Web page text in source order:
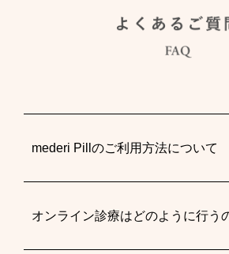
mederi Pillのご利用方法について
オンライン診療はどのように行う